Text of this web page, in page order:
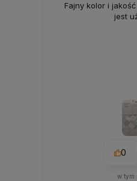
Fajny kolor i
jest
0
w tym